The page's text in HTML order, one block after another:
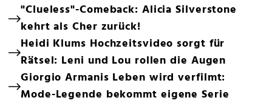
"Clueless"-Comeback: Alicia Silverstone
kehrt als Cher zurück!
Heidi Klums Hochzeitsvideo sorgt für
Rätsel: Leni und Lou rollen die Augen
Giorgio Armanis Leben wird verfilmt:
Mode-Legende bekommt eigene Serie